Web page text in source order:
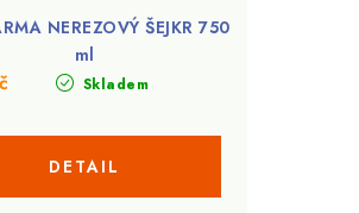
NEREZOVÝ ŠEJKR 750
ml
Skladem